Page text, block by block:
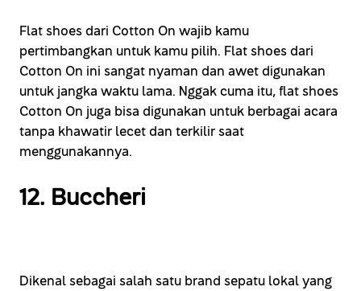
Flat shoes dari Cotton On wajib kamu
pertimbangkan untuk kamu pilih. Flat shoes dari
Cotton On ini sangat nyaman dan awet digunakan
untuk jangka waktu lama. Nggak cuma itu, flat shoes
Cotton On juga bisa digunakan untuk berbagai acara
tanpa khawatir lecet dan terkilir saat
menggunakannya.
12. Buccheri
Dikenal sebagai salah satu brand sepatu lokal yang